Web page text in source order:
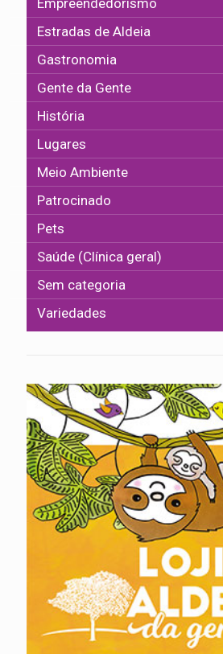
Empreendedorismo
Estradas de Aldeia
Gastronomia
Gente da Gente
História
Lugares
Meio Ambiente
Patrocinado
Pets
Saúde (Clínica geral)
Sem categoria
Variedades